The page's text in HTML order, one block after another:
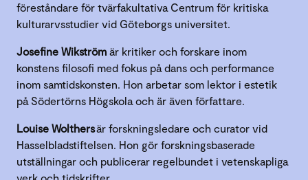
föreståndare för tvärfakultativa Centrum för kritiska
kulturarvsstudier vid Göteborgs universitet.
Josefine Wikström är kritiker och forskare inom
konstens filosofi med fokus på dans och performance
inom samtidskonsten. Hon arbetar som lektor i estetik
på Södertörns Högskola och är även författare.
Louise Wolthersär forskningsledare och curator vid
Hasselbladstiftelsen. Hon gör forskningsbaserade
utställningar och publicerar regelbundet i vetenskapliga